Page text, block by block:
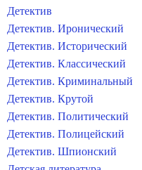
Детектив
Детектив. Иронический
Детектив. Исторический
Детектив. Классический
Детектив. Криминальный
Детектив. Крутой
Детектив. Политический
Детектив. Полицейский
Детектив. Шпионский